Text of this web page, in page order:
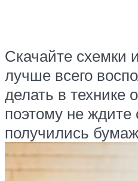
Скачайте схемки
лучше всего
делать в технике
поэтому не ждите
получились